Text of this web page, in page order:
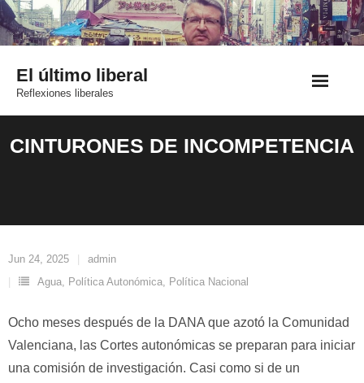
Saltar
al
El último liberal
Reflexiones liberales
CINTURONES DE INCOMPETENCIA
Jun 24, 2025
admin
Agua, Política Autonómica, Política Nacional
Ocho meses después de la DANA que azotó la Comunidad
Valenciana, las Cortes autonómicas se preparan para iniciar
una comisión de investigación. Casi como si de un